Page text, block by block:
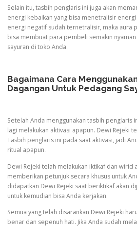
Selain itu, tasbih penglaris ini juga akan
energi kebaikan yang bisa menetralisir energi
energi negatif sudah ternetralisir, maka aura
bisa membuat para pembeli semakin
sayuran di toko Anda.
Bagaimana Cara
Dagangan Untuk Pedagang
Setelah Anda menggunakan tasbih penglaris
lagi melakukan aktivasi apapun. Dewi Rejeki
Tasbih penglaris ini pada saat aktivasi, jadi
ritual apapun.
Dewi Rejeki telah melakukan iktikaf dan wirid
memberikan petunjuk secara khusus untuk
didapatkan Dewi Rejeki saat beriktikaf akan
untuk kemudian bisa Anda kerjakan.
Semua yang telah disarankan Dewi Rejeki
benar dan sepenuh hati. Jika Anda sudah